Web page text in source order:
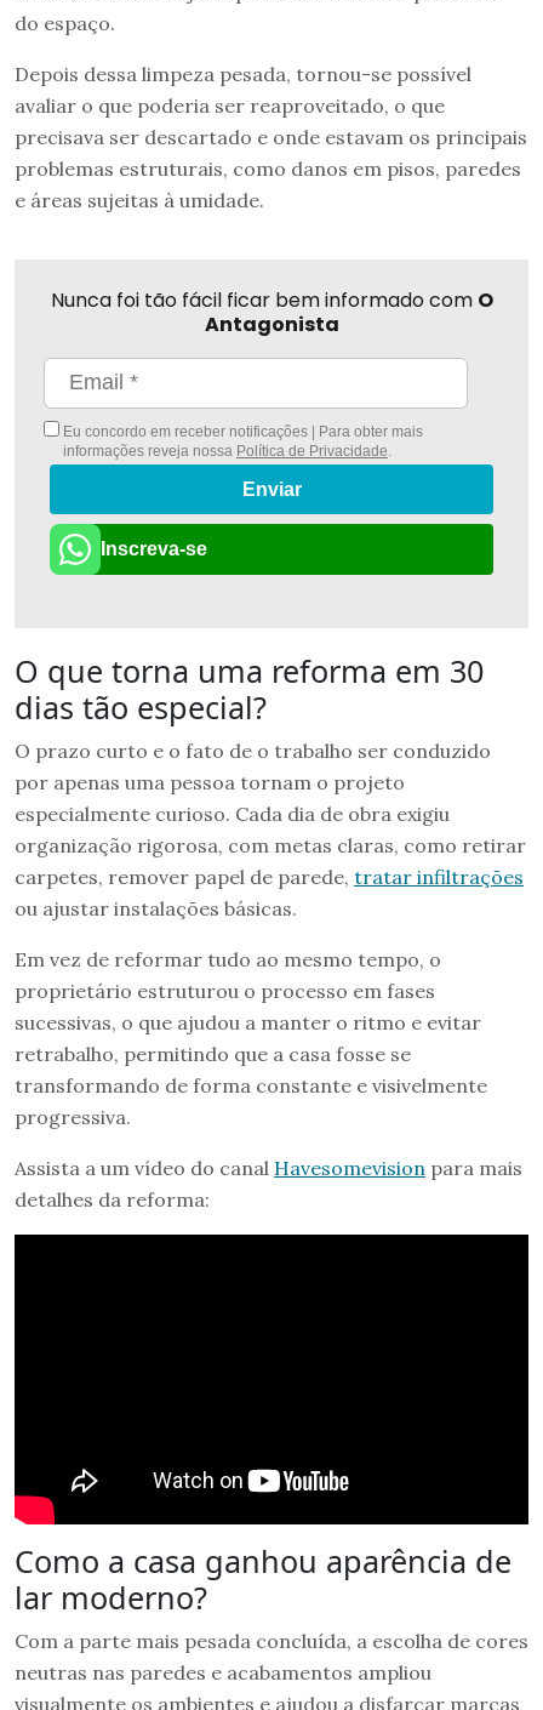
do espaço.
Depois dessa limpeza pesada, tornou-se possível
avaliar o que poderia ser reaproveitado, o que
precisava ser descartado e onde estavam os principais
problemas estruturais, como danos em pisos, paredes
e áreas sujeitas à umidade.
Nunca foi tão fácil ficar bem informado com O
Antagonista
Eu concordo em receber notificações | Para obter mais
informações reveja nossa Política de Privacidade
Enviar
Inscreva-se
O que torna uma reforma em 30
dias tão especial?
O prazo curto e o fato de o trabalho ser conduzido
por apenas uma pessoa tornam o projeto
especialmente curioso. Cada dia de obra exigiu
organização rigorosa, com metas claras, como retirar
carpetes, remover papel de parede, tratar infiltrações
ou ajustar instalações básicas.
Em vez de reformar tudo ao mesmo tempo, o
proprietário estruturou o processo em fases
sucessivas, o que ajudou a manter o ritmo e evitar
retrabalho, permitindo que a casa fosse se
transformando de forma constante e visivelmente
progressiva.
Assista a um vídeo do canal Havesomevision para mais
detalhes da reforma:
Como a casa ganhou aparência de
lar moderno?
Com a parte mais pesada concluída, a escolha de cores
neutras nas paredes e acabamentos ampliou
visualmente os ambientes e ajudou a disfarçar marcas